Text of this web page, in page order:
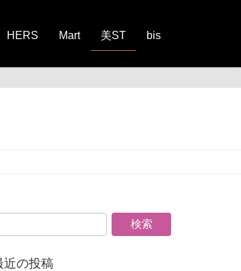
HERS Mart 美ST bis
近の投稿